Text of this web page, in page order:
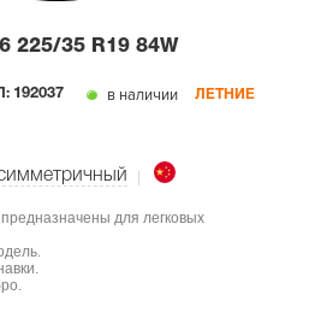
225/35 R19 84W
192037 в наличии ЛЕТНИЕ
для легковых